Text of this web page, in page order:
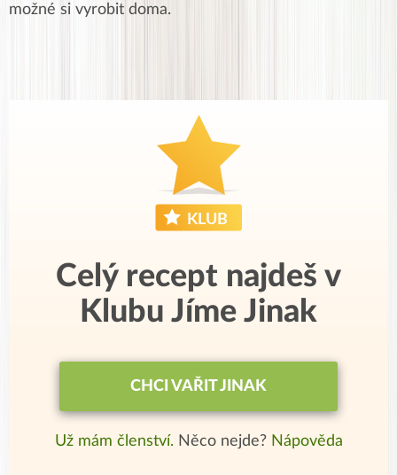
možné si vyrobit doma.
Celý recept najdeš v
Klubu Jíme Jinak
CHCI VAŘIT JINAK
Už mám členství. Něco nejde? Nápověda